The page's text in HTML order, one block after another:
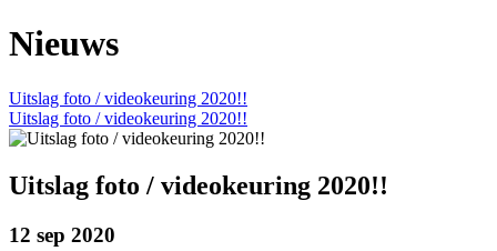
Nieuws
Uitslag foto / videokeuring 2020!!
Uitslag foto / videokeuring 2020!!
Uitslag foto / videokeuring 2020!!
12 sep 2020